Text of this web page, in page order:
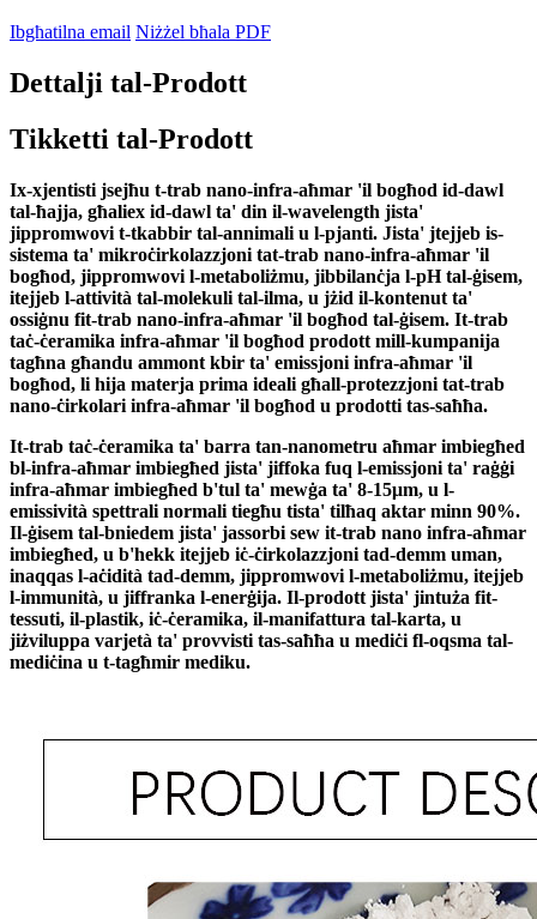
Ibgħatilna email Niżżel bħala PDF
Dettalji tal-Prodott
Tikketti tal-Prodott
Ix-xjentisti jsejħu t-trab nano-infra-aħmar 'il bogħod id-dawl
tal-ħajja, għaliex id-dawl ta' din il-wavelength jista'
jippromwovi t-tkabbir tal-annimali u l-pjanti. Jista' jtejjeb is-
sistema ta' mikroċirkolazzjoni tat-trab nano-infra-aħmar 'il
bogħod, jippromwovi l-metaboliżmu, jibbilanċja l-pH tal-ġisem,
itejjeb l-attività tal-molekuli tal-ilma, u jżid il-kontenut ta'
ossiġnu fit-trab nano-infra-aħmar 'il bogħod tal-ġisem. It-trab
taċ-ċeramika infra-aħmar 'il bogħod prodott mill-kumpanija
tagħna għandu ammont kbir ta' emissjoni infra-aħmar 'il
bogħod, li hija materja prima ideali għall-protezzjoni tat-trab
nano-ċirkolari infra-aħmar 'il bogħod u prodotti tas-saħħa.
It-trab taċ-ċeramika ta' barra tan-nanometru aħmar imbiegħed
bl-infra-aħmar imbiegħed jista' jiffoka fuq l-emissjoni ta' raġġi
infra-aħmar imbiegħed b'tul ta' mewġa ta' 8-15μm, u l-
emissività spettrali normali tiegħu tista' tilħaq aktar minn 90%.
Il-ġisem tal-bniedem jista' jassorbi sew it-trab nano infra-aħmar
imbiegħed, u b'hekk itejjeb iċ-ċirkolazzjoni tad-demm uman,
inaqqas l-aċidità tad-demm, jippromwovi l-metaboliżmu, itejjeb
l-immunità, u jiffranka l-enerġija. Il-prodott jista' jintuża fit-
tessuti, il-plastik, iċ-ċeramika, il-manifattura tal-karta, u
jiżviluppa varjetà ta' provvisti tas-saħħa u mediċi fl-oqsma tal-
mediċina u t-tagħmir mediku.